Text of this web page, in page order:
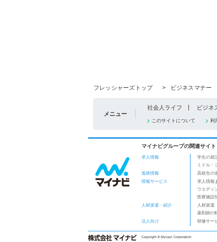
フレッシャーズトップ > ビジネスマナー
メニュー
社会人ライフ ビジネ
このサイトについて 利
マイナビグループの関連サイト
求人情報
学生の就
ミドル・
進路情報
高校生の
情報サービス
求人情報
ウエディ
医療施設
人材派遣・紹介
人材派遣
薬剤師の
法人向け
研修サー
Copyright © Mynavi Corporation